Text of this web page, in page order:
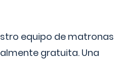
equipo de matronas
gratuita. Una